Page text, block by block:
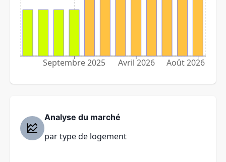
Septembre 2025 Avril 2026 Août 2026
Analyse du marché
par type de logement